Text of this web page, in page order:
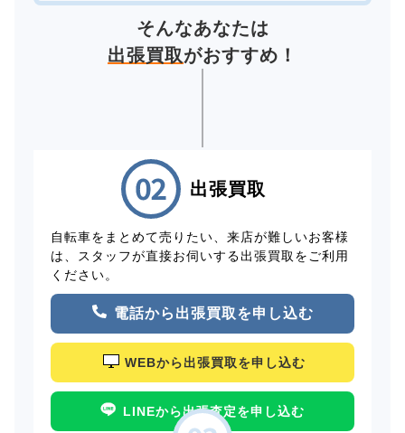
そんなあなたは
出張買取がおすすめ！
出張買取
自転車をまとめて売りたい、来店が難しいお客様
は、スタッフが直接お伺いする出張買取をご利用
ください。
電話から出張買取を申し込む
WEBから出張買取を申し込む
LINEから出張査定を申し込む